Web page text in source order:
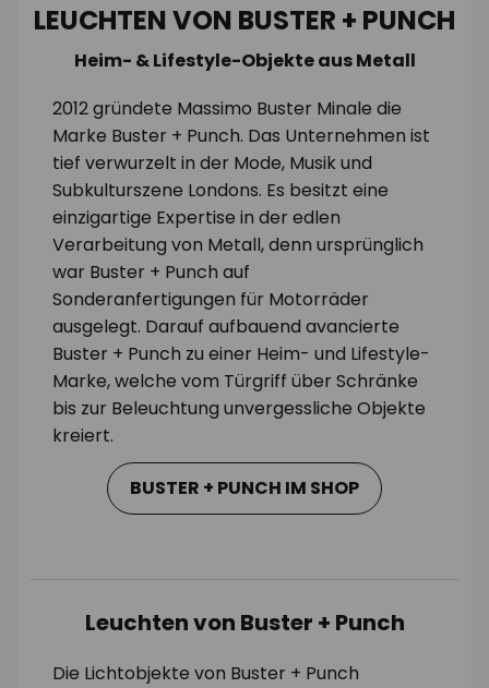
LEUCHTEN VON BUSTER + PUNCH
Heim- & Lifestyle-Objekte aus Metall
2012 gründete Massimo Buster Minale die
Marke Buster + Punch. Das Unternehmen ist
tief verwurzelt in der Mode, Musik und
Subkulturszene Londons. Es besitzt eine
einzigartige Expertise in der edlen
Verarbeitung von Metall, denn ursprünglich
war Buster + Punch auf
Sonderanfertigungen für Motorräder
ausgelegt. Darauf aufbauend avancierte
Buster + Punch zu einer Heim- und Lifestyle-
Marke, welche vom Türgriff über Schränke
bis zur Beleuchtung unvergessliche Objekte
kreiert.
BUSTER + PUNCH IM SHOP
Leuchten von Buster + Punch
Die Lichtobjekte von Buster + Punch